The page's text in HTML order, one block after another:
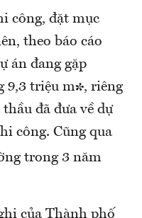
công, đặt mục
theo báo cáo
án đang gặp
9,3 triệu m³, riêng
đã đưa về dự
công. Cũng qua
trong 3 năm
của Thành phố